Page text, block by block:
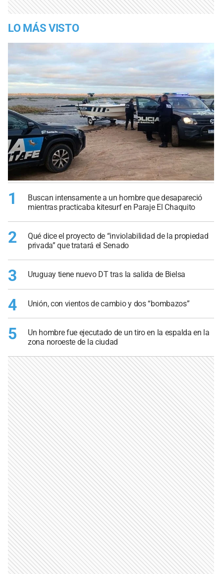
LO MÁS VISTO
1
Buscan intensamente a un hombre que desapareció
mientras practicaba kitesurf en Paraje El Chaquito
2
Qué dice el proyecto de “inviolabilidad de la propiedad
privada” que tratará el Senado
3 Uruguay tiene nuevo DT tras la salida de Bielsa
4 Unión, con vientos de cambio y dos “bombazos”
5
Un hombre fue ejecutado de un tiro en la espalda en la
zona noroeste de la ciudad